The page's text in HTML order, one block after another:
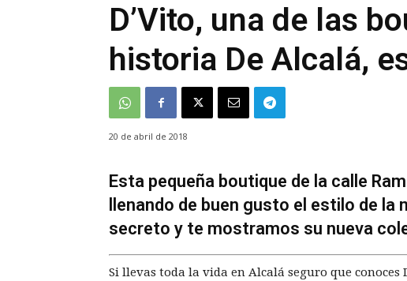
D’Vito, una de las
historia De Alcalá,
20 de abril de 2018
Esta pequeña boutique de la calle
llenando de buen gusto el estilo de
secreto y te mostramos su nueva
Si llevas toda la vida en Alcalá seguro que conoces